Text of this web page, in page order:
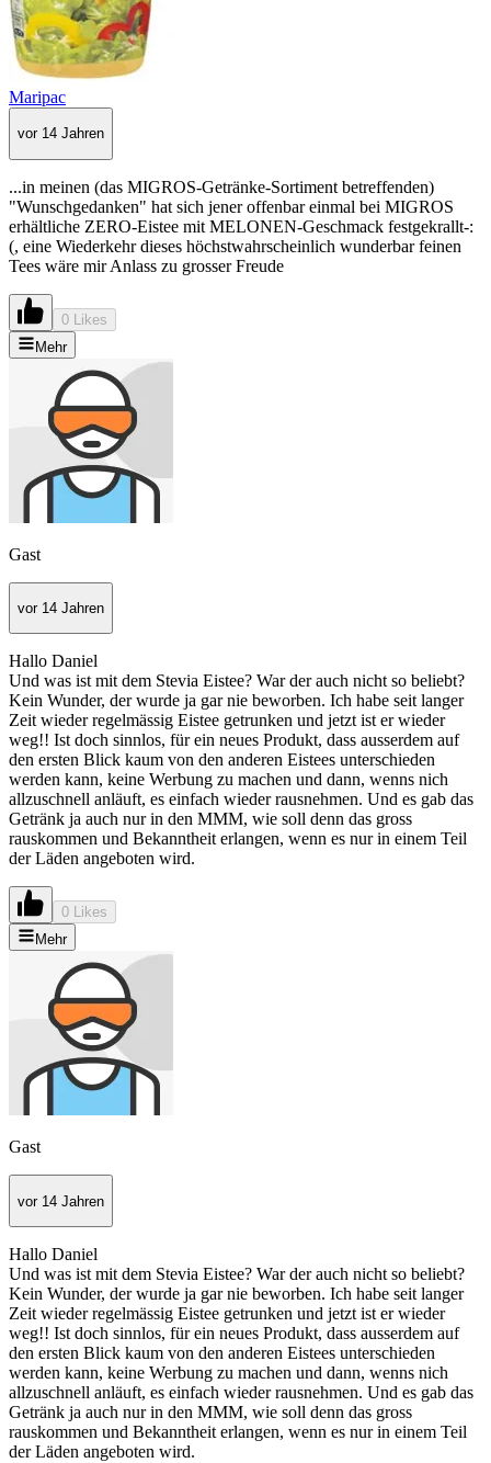
Maripac
vor 14 Jahren
...in meinen (das MIGROS-Getränke-Sortiment betreffenden)
"Wunschgedanken" hat sich jener offenbar einmal bei MIGROS
erhältliche ZERO-Eistee mit MELONEN-Geschmack festgekrallt-:
(, eine Wiederkehr dieses höchstwahrscheinlich wunderbar feinen
Tees wäre mir Anlass zu grosser Freude
0 Likes
Mehr
Gast
vor 14 Jahren
Hallo Daniel
Und was ist mit dem Stevia Eistee? War der auch nicht so beliebt?
Kein Wunder, der wurde ja gar nie beworben. Ich habe seit langer
Zeit wieder regelmässig Eistee getrunken und jetzt ist er wieder
weg!! Ist doch sinnlos, für ein neues Produkt, dass ausserdem auf
den ersten Blick kaum von den anderen Eistees unterschieden
werden kann, keine Werbung zu machen und dann, wenns nich
allzuschnell anläuft, es einfach wieder rausnehmen. Und es gab das
Getränk ja auch nur in den MMM, wie soll denn das gross
rauskommen und Bekanntheit erlangen, wenn es nur in einem Teil
der Läden angeboten wird.
0 Likes
Mehr
Gast
vor 14 Jahren
Hallo Daniel
Und was ist mit dem Stevia Eistee? War der auch nicht so beliebt?
Kein Wunder, der wurde ja gar nie beworben. Ich habe seit langer
Zeit wieder regelmässig Eistee getrunken und jetzt ist er wieder
weg!! Ist doch sinnlos, für ein neues Produkt, dass ausserdem auf
den ersten Blick kaum von den anderen Eistees unterschieden
werden kann, keine Werbung zu machen und dann, wenns nich
allzuschnell anläuft, es einfach wieder rausnehmen. Und es gab das
Getränk ja auch nur in den MMM, wie soll denn das gross
rauskommen und Bekanntheit erlangen, wenn es nur in einem Teil
der Läden angeboten wird.